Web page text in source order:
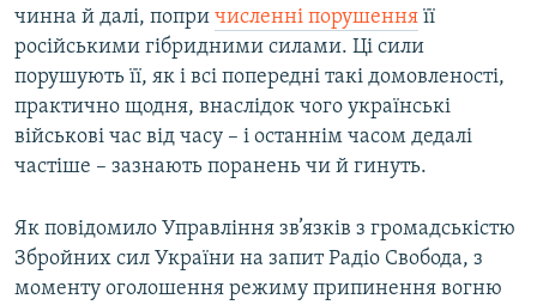
чинна й далі, попри численні порушення її
російськими гібридними силами. Ці сили
порушують її, як і всі попередні такі домовленості,
практично щодня, внаслідок чого українські
військові час від часу – і останнім часом дедалі
частіше – зазнають поранень чи й гинуть.
Як повідомило Управління зв’язків з громадськістю
Збройних сил України на запит Радіо Свобода, з
моменту оголошення режиму припинення вогню